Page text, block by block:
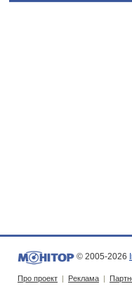
© 2005-2026
Про проект | Реклама |